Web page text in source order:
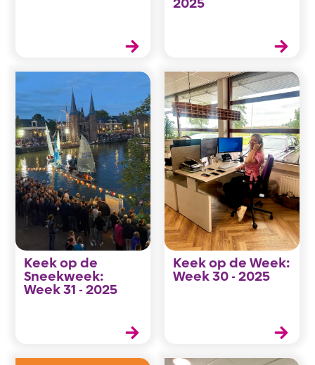
2025
Keek op de
Sneekweek:
Week 31 - 2025
Keek op de Week:
Week 30 - 2025